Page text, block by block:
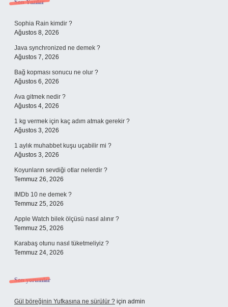
Sidebar
Son Yazılar
Sophia Rain kimdir ?
Ağustos 8, 2026
Java synchronized ne demek ?
Ağustos 7, 2026
Bağ kopması sonucu ne olur ?
Ağustos 6, 2026
Ava gitmek nedir ?
Ağustos 4, 2026
1 kg vermek için kaç adım atmak gerekir ?
Ağustos 3, 2026
1 aylık muhabbet kuşu uçabilir mi ?
Ağustos 3, 2026
Koyunların sevdiği otlar nelerdir ?
Temmuz 26, 2026
IMDb 10 ne demek ?
Temmuz 25, 2026
Apple Watch bilek ölçüsü nasıl alınır ?
Temmuz 25, 2026
Karabaş otunu nasıl tüketmeliyiz ?
Temmuz 24, 2026
Son yorumlar
Gül böreğinin Yufkasına ne sürülür ? için admin